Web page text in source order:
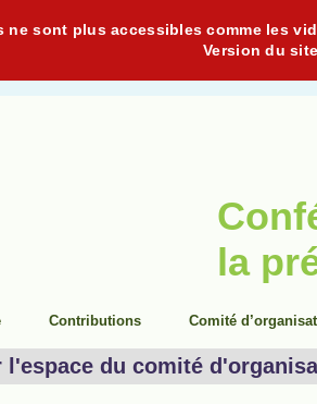
ne sont plus accessibles comme les
Version du
la
Contributions Comité
l'espace du comité